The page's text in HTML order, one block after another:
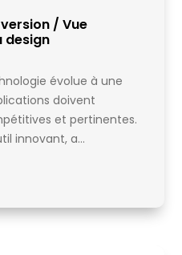
/ Vue
design
évolue à une
doivent
et pertinentes.
innovant, a...